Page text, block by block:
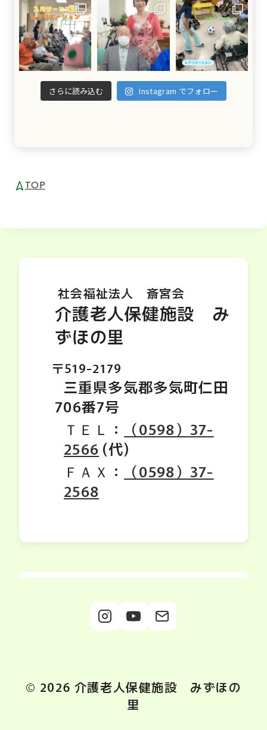
さらに読み込む Instagram でフォロー
TOP
社会福祉法人 斎宮会
介護老人保健施設 み
ずほの里
〒519-2179
三重県多気郡多気町仁田
706番7号
ＴＥＬ：
（0598）37-
2566 (代)
ＦＡＸ：
（0598）37-
2568
© 2026 介護老人保健施設 みずほの
里